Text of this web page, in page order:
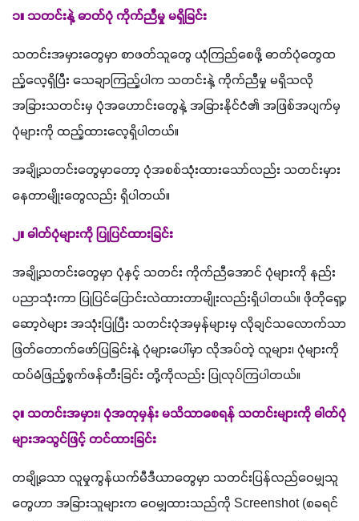
၁။ သတင်းနဲ့ ဓာတ်ပုံ ကိုက်ညီမှု မရှိခြင်း
သတင်းအမှားတွေမှာ စာဖတ်သူတွေ ယုံကြည်စေဖို့ ဓာတ်ပုံတွေထ
ည့်လေ့ရှိပြီး သေချာကြည့်ပါက သတင်းနဲ့ ကိုက်ညီမှု မရှိသလို
အခြားသတင်းမှ ပုံအဟောင်းတွေနဲ့ အခြားနိုင်ငံ၏ အဖြစ်အပျက်မှ
ပုံများကို ထည့်ထားလေ့ရှိပါတယ်။
အချို့သတင်းတွေမှာတော့ ပုံအစစ်သုံးထားသော်လည်း သတင်းမှား
နေတာမျိုးတွေလည်း ရှိပါတယ်။
၂။ ဓါတ်ပုံများကို ပြုပြင်ထားခြင်း
အချို့သတင်းတွေမှာ ပုံနှင့် သတင်း ကိုက်ညီအောင် ပုံများကို နည်း
ပညာသုံးကာ ပြုပြင်ပြောင်းလဲထားတာမျိုးလည်းရှိပါတယ်။ ဖိုတိုရှေ့ာ
ဆော့ဝဲများ အသုံးပြုပြီး သတင်းပုံအမှန်များမှ လိုချင်သလောက်သာ
ဖြတ်တောက်ဖော်ပြခြင်းနဲ့ ပုံများပေါ်မှာ လိုအပ်တဲ့ လူများ၊ ပုံများကို
ထပ်မံဖြည့်စွက်ဖန်တီးခြင်း တို့ကိုလည်း ပြုလုပ်ကြပါတယ်။
၃။ သတင်းအမှား၊ ပုံအတုမှန်း မသိသာစေရန် သတင်းများကို ဓါတ်ပုံ
များအသွင်ဖြင့် တင်ထားခြင်း
တချို့သော လူမှုကွန်ယက်မီဒီယာတွေမှာ သတင်းပြန်လည်ဝေမျှသူ
တွေဟာ အခြားသူများက ဝေမျှထားသည်ကို Screenshot (စခရင်